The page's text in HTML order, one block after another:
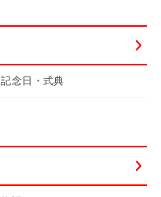
記念日・式典